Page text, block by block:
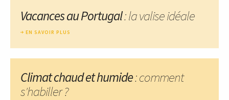
Vacances au Portugal: la valise idéale
EN SAVOIR PLUS
Climat chaud et humide: comment
s'habiller ?